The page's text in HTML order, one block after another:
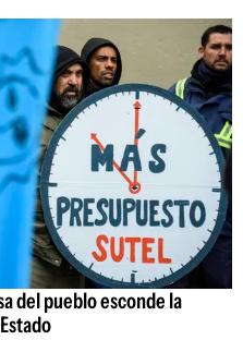
del pueblo esconde la